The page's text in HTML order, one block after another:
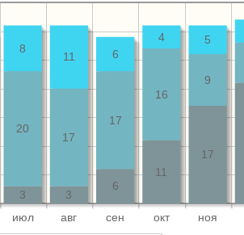
июл авг сен окт ноя
17
11
6
3
3
9
16
17
17
20
5
4
6
11
8